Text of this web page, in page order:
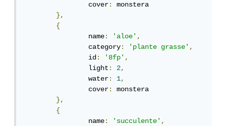
		cover
:
monstera
},
{
		name
: 'aloe',
		category
: 'plante grasse',
		id
: '8fp',
		light
: 2,
		water
: 1,
		cover
:
monstera
},
{
		name
: 'succulente',